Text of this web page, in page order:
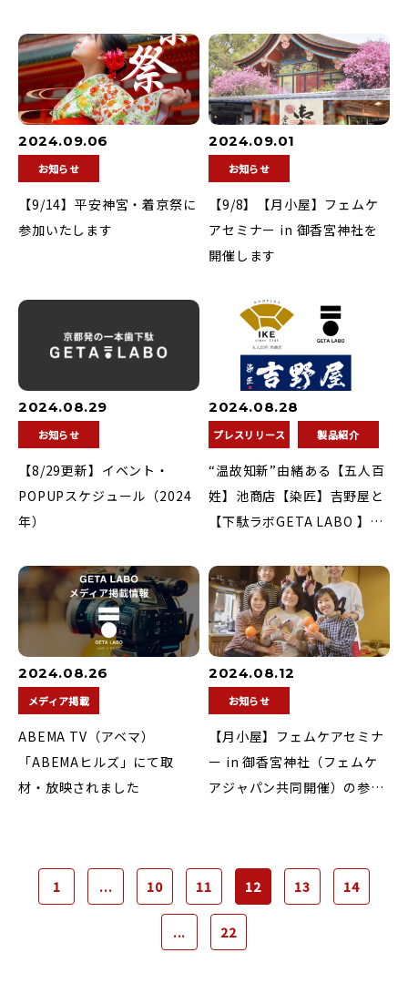
2024.09.06
お知らせ
【9/14】平安神宮・着京祭に
参加いたします
2024.09.01
お知らせ
【9/8】【月小屋】フェムケ
アセミナー in 御香宮神社を
開催します
2024.08.29
お知らせ
【8/29更新】イベント・
POPUPスケジュール（2024
年）
2024.08.28
プレスリリース 製品紹介
“温故知新”由緒ある【五人百
姓】池商店【染匠】吉野屋と
【下駄ラボGETA LABO 】が
活性のプロジェクトを香川
県・琴平より始動
2024.08.26
メディア掲載
ABEMA TV（アベマ）
「ABEMAヒルズ」にて取
材・放映されました
2024.08.12
お知らせ
【月小屋】フェムケアセミナ
ー in 御香宮神社（フェムケ
アジャパン共同開催）の参加
1 ... 10 11 12 13 14
... 22